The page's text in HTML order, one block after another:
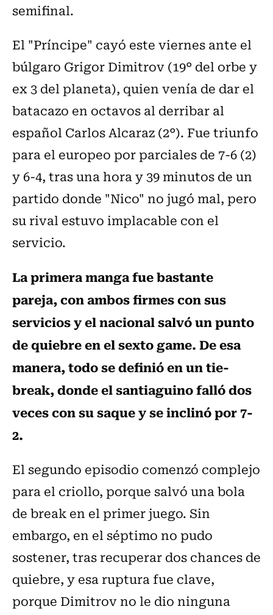
semifinal.
El "Príncipe" cayó este viernes ante el
búlgaro Grigor Dimitrov (19° del orbe y
ex 3 del planeta), quien venía de dar el
batacazo en octavos al derribar al
español Carlos Alcaraz (2°). Fue triunfo
para el europeo por parciales de 7-6 (2)
y 6-4, tras una hora y 39 minutos de un
partido donde "Nico" no jugó mal, pero
su rival estuvo implacable con el
servicio.
La primera manga fue bastante
pareja, con ambos firmes con sus
servicios y el nacional salvó un punto
de quiebre en el sexto game. De esa
manera, todo se definió en un tie-
break, donde el santiaguino falló dos
veces con su saque y se inclinó por 7-
2.
El segundo episodio comenzó complejo
para el criollo, porque salvó una bola
de break en el primer juego. Sin
embargo, en el séptimo no pudo
sostener, tras recuperar dos chances de
quiebre, y esa ruptura fue clave,
porque Dimitrov no le dio ninguna